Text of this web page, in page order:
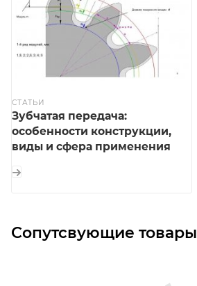
СТАТЬИ
Зубчатая передача:
особенности конструкции,
виды и сфера применения
Сопутсвующие товары